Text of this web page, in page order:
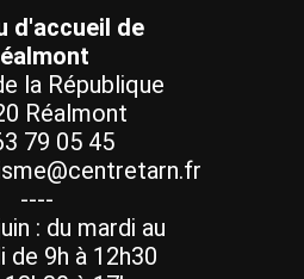
d'accueil de
la République
Réalmont
79 05 45
----
: du mardi au
de 9h à 12h30